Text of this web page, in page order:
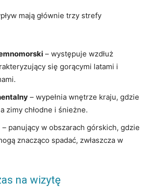
mają głównie trzy‍ strefy
– występuje wzdłuż
się ‍gorącymi latami i
– wypełnia wnętrze kraju, gdzie
zimy chłodne i śnieżne.
⁤ – panujący w obszarach ‍górskich, gdzie
znacząco spadać, ​zwłaszcza w
na wizytę